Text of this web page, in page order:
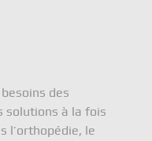
des
solutions à la fois
l’orthopédie, le